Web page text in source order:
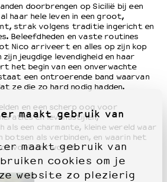
maakt gebruik van
maakt gebruik van
cookies om je
website zo plezierig
doorbrengen op Sicilië bij een
haar hele leven in een groot,
strak volgens traditie ingericht en
Beleefdheden en vaste routines
Nico arriveert en alles op zijn kop
jeugdige levendigheid en haar
het begin van een onverwachte
een ontroerende band waarvan
ze die zo hard nodig hadden.
en een scherp oog voor
en levensstijlen,
als een charmante, kleine wereld waar
botsen als verbinden, en waarin het
voelbaar wordt.